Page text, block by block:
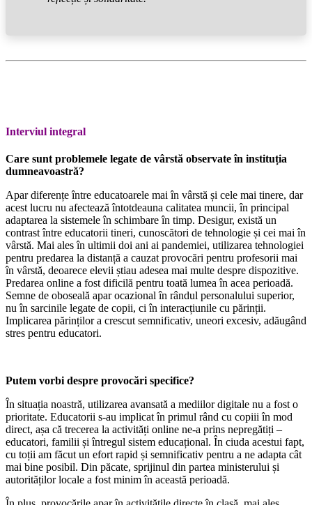
Interviul integral
Care sunt problemele legate de vârstă observate în instituția
dumneavoastră?
Apar diferențe între educatoarele mai în vârstă și cele mai tinere, dar
acest lucru nu afectează întotdeauna calitatea muncii, în principal
adaptarea la sistemele în schimbare în timp. Desigur, există un
contrast între educatorii tineri, cunoscători de tehnologie și cei mai în
vârstă. Mai ales în ultimii doi ani ai pandemiei, utilizarea tehnologiei
pentru predarea la distanță a cauzat provocări pentru profesorii mai
în vârstă, deoarece elevii știau adesea mai multe despre dispozitive.
Predarea online a fost dificilă pentru toată lumea în acea perioadă.
Semne de oboseală apar ocazional în rândul personalului superior,
nu în sarcinile legate de copii, ci în interacțiunile cu părinții.
Implicarea părinților a crescut semnificativ, uneori excesiv, adăugând
stres pentru educatori.
Putem vorbi despre provocări specifice?
În situația noastră, utilizarea avansată a mediilor digitale nu a fost o
prioritate. Educatorii s-au implicat în primul rând cu copiii în mod
direct, așa că trecerea la activități online ne-a prins nepregătiți –
educatori, familii și întregul sistem educațional. În ciuda acestui fapt,
cu toții am făcut un efort rapid și semnificativ pentru a ne adapta cât
mai bine posibil. Din păcate, sprijinul din partea ministerului și
autorităților locale a fost minim în această perioadă.